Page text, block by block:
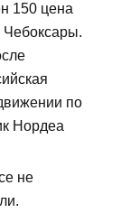
150 цена
по
Нордеа
не